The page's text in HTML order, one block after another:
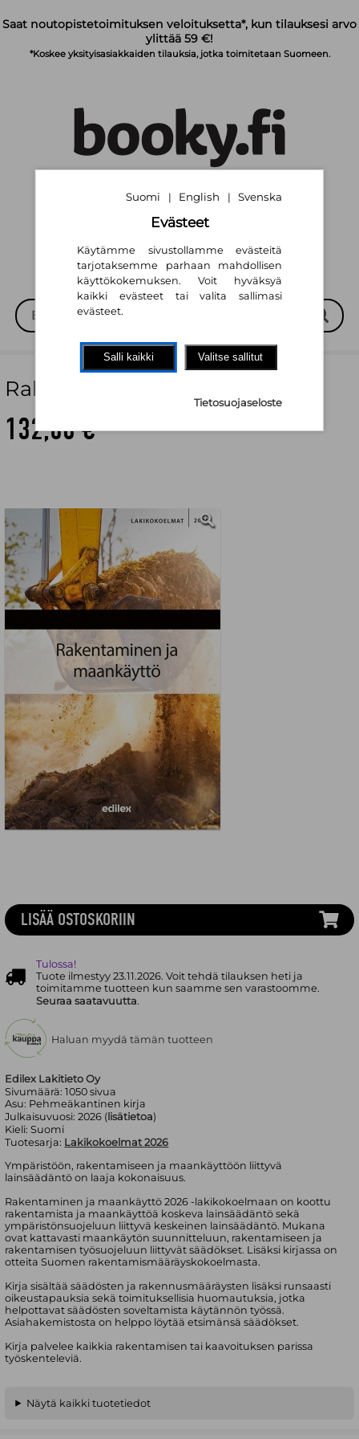
Saat noutopistetoimituksen veloituksetta*, kun tilauksesi arvo
ylittää 59 €!
*Koskee yksityisasiakkaiden tilauksia, jotka toimitetaan Suomeen.
Suomi | English | Svenska
Rakentaminen ja maankäyttö
132,60 €
Edilex Lakitieto Oy
Sivumäärä:1050 sivua
Asu: Pehmeäkantinen kirja
Julkaisuvuosi:2026 ( lisätietoa)
Kieli:Suomi
Tuotesarja: Lakikokoelmat 2026
Ympäristöön, rakentamiseen ja maankäyttöön liittyvä
lainsäädäntö on laaja kokonaisuus.
Rakentaminen ja maankäyttö 2026 -lakikokoelmaan on koottu
rakentamista ja maankäyttöä koskeva lainsäädäntö sekä
ympäristönsuojeluun liittyvä keskeinen lainsäädäntö. Mukana
ovat kattavasti maankäytön suunnitteluun, rakentamiseen ja
rakentamisen työsuojeluun liittyvät säädökset. Lisäksi kirjassa on
otteita Suomen rakentamismääräyskokoelmasta.
Kirja sisältää säädösten ja rakennusmääräysten lisäksi runsaasti
oikeustapauksia sekä toimituksellisia huomautuksia, jotka
helpottavat säädösten soveltamista käytännön työssä.
Asiahakemistosta on helppo löytää etsimänsä säädökset.
Kirja palvelee kaikkia rakentamisen tai kaavoituksen parissa
työskenteleviä.
LISÄÄ OSTOSKORIIN
Tulossa!
Tuote ilmestyy 23.11.2026. Voit tehdä tilauksen heti ja
toimitamme tuotteen kun saamme sen varastoomme.
Seuraa saatavuutta.
Haluan myydä tämän tuotteen
Näytä kaikki tuotetiedot
Suomi | English | Svenska
Evästeet
Käytämme sivustollamme evästeitä
tarjotaksemme parhaan mahdollisen
käyttökokemuksen. Voit hyväksyä
kaikki evästeet tai valita sallimasi
evästeet.
Salli kaikki Valitse sallitut
Tietosuojaseloste